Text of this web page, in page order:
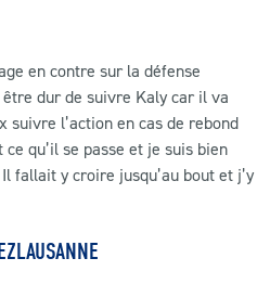
en contre sur la défense
dur de suivre Kaly car il va
suivre l’action en cas de rebond
qu’il se passe et je suis bien
fallait y croire jusqu’au bout et j’y